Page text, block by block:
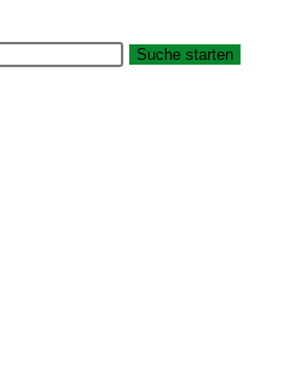
Suche starten